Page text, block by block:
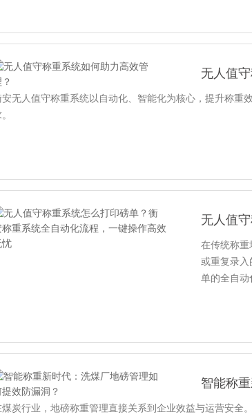
无人值
安无人值守称重系统以自动化、智能化为核心，提升称重
在传统称重
或重复录入
单的全自
智能称
煤炭行业，地磅称重管理直接关系到企业效益与运营安全